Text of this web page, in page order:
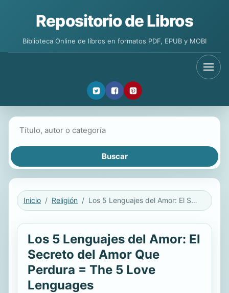
Repositorio de Libros
Biblioteca Online de libros en formatos PDF, EPUB y MOBI
Inicio Religión Los 5 Lenguajes del Amor: El Secreto del Amor Que Perdura = The 5 Love Lenguages
Los 5 Lenguajes del Amor: El
Secreto del Amor Que
Perdura = The 5 Love
Lenguages